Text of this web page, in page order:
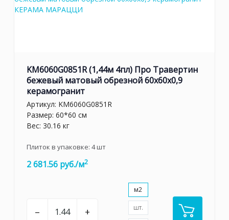
KM6060G0851R (1,44м 4пл) Про Травертин
бежевый матовый обрезной 60x60x0,9
керамогранит
Артикул: KM6060G0851R
Размер: 60*60 см
Вес: 30.16 кг
Плиток в упаковке: 4шт
2 681.56 руб./м2
– +
м2
шт.